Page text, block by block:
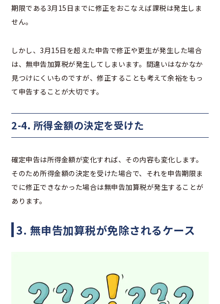
期限である3月15日までに修正をおこなえば課税は発生しま
せん。
しかし、3月15日を超えた申告で修正や更生が発生した場合
は、無申告加算税が発生してしまいます。間違いはなかなか
見つけにくいものですが、修正することも考えて余裕をもっ
て申告することが大切です。
2-4. 所得金額の決定を受けた
確定申告は所得金額が変化すれば、その内容も変化します。
そのため所得金額の決定を受けた場合で、それを申告期限ま
でに修正できなかった場合は無申告加算税が発生することが
あります。
3. 無申告加算税が免除されるケース